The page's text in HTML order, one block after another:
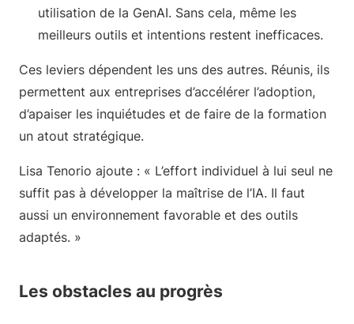
utilisation de la GenAI. Sans cela, même les
meilleurs outils et intentions restent inefficaces.
Ces leviers dépendent les uns des autres. Réunis, ils
permettent aux entreprises d’accélérer l’adoption,
d’apaiser les inquiétudes et de faire de la formation
un atout stratégique.
Lisa Tenorio ajoute : « L’effort individuel à lui seul ne
suffit pas à développer la maîtrise de l’IA. Il faut
aussi un environnement favorable et des outils
adaptés. »
Les obstacles au progrès